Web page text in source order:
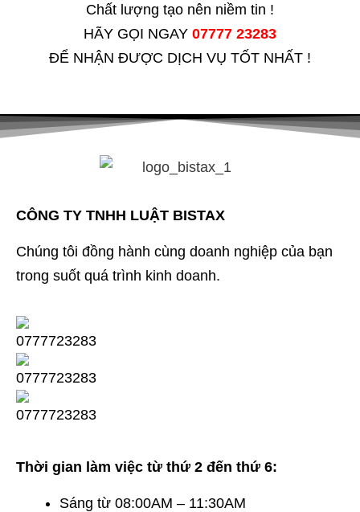
Chất lượng tạo nên niềm tin !
HÃY GỌI NGAY 07777 23283
ĐỂ NHẬN ĐƯỢC DỊCH VỤ TỐT NHẤT !
CÔNG TY TNHH LUẬT BISTAX
Chúng tôi đồng hành cùng doanh nghiệp của bạn
trong suốt quá trình kinh doanh.
Thời gian làm việc từ thứ 2 đến thứ 6:
Sáng từ 08:00AM – 11:30AM